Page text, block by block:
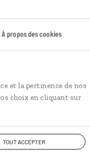
À propos des cookies
et la pertinence de nos
choix en cliquant sur
TOUT ACCEPTER